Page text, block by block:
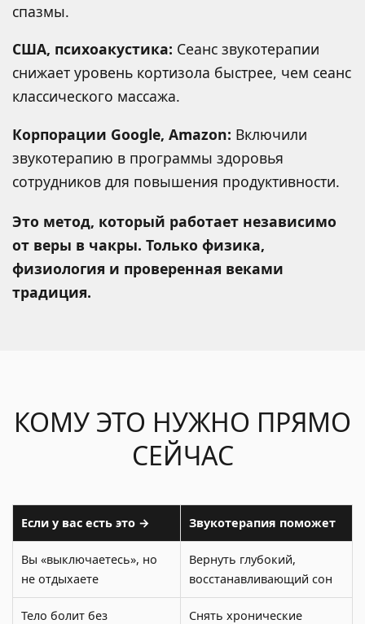
спазмы.
США, психоакустика: Сеанс звукотерапии
снижает уровень кортизола быстрее, чем сеанс
классического массажа.
Корпорации Google, Amazon: Включили
звукотерапию в программы здоровья
сотрудников для повышения продуктивности.
Это метод, который работает независимо
от веры в чакры. Только физика,
физиология и проверенная веками
традиция.
КОМУ ЭТО НУЖНО ПРЯМО
СЕЙЧАС
Если у вас есть это → Звукотерапия поможет
Вы «выключаетесь», но
не отдыхаете
Вернуть глубокий,
восстанавливающий сон
Тело болит без
Снять хронические